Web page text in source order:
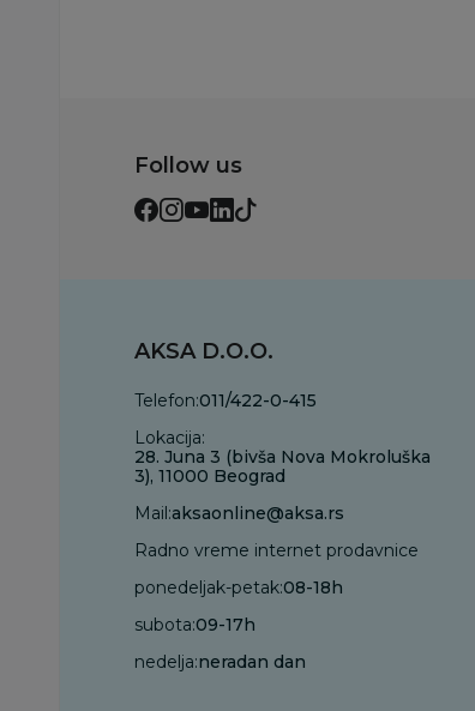
Follow us
AKSA D.O.O.
Telefon:011/422-0-415
Lokacija:
28. Juna 3 (bivša Nova Mokroluška
3), 11000 Beograd
Mail:aksaonline@aksa.rs
Radno vreme internet prodavnice
ponedeljak-petak:08-18h
subota:09-17h
nedelja:neradan dan